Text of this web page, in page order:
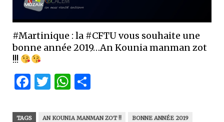
#Martinique : la #CFTU vous souhaite une
bonne année 2019…An Kounia manman zot
!!!
Facebook
Twitter
WhatsApp
TAGS AN KOUNIA MANMAN ZOT !!
BONNE ANNÉE 2019